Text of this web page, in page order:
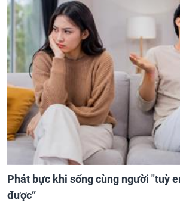
Phát bực khi sống cùng người "tuỳ
được”